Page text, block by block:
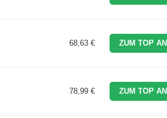
68,63 € ZUM TOP
78,99 € ZUM TOP